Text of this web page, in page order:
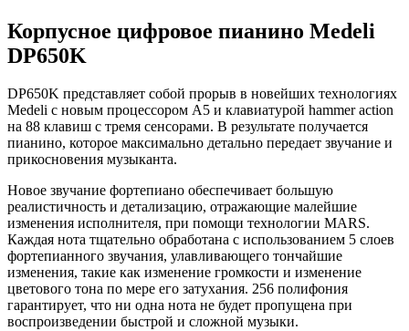
Корпусное цифровое пианино Medeli
DP650K
DP650K представляет собой прорыв в новейших технологиях
Medeli с новым процессором A5 и клавиатурой hammer action
на 88 клавиш с тремя сенсорами. В результате получается
пианино, которое максимально детально передает звучание и
прикосновения музыканта.
Новое звучание фортепиано обеспечивает большую
реалистичность и детализацию, отражающие малейшие
изменения исполнителя, при помощи технологии MARS.
Каждая нота тщательно обработана с использованием 5 слоев
фортепианного звучания, улавливающего тончайшие
изменения, такие как изменение громкости и изменение
цветового тона по мере его затухания. 256 полифония
гарантирует, что ни одна нота не будет пропущена при
воспроизведении быстрой и сложной музыки.